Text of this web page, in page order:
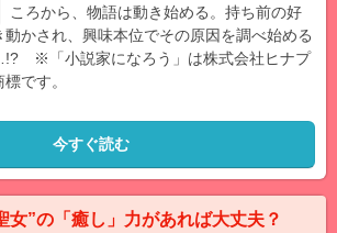
ころから、物語は動き始める。持ち前の好
かされ、興味本位でその原因を調べ始める
※「小説家になろう」は株式会社ヒナプ
です。
今すぐ読む
女”の「癒し」力があれば大丈夫？